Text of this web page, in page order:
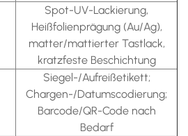
Spot-UV-Lackierung,
Heißfolienprägung (Au/Ag),
matter/mattierter Tastlack,
kratzfeste Beschichtung
Siegel-/Aufreißetikett;
Chargen-/Datumscodierung;
Barcode/QR-Code nach
Bedarf